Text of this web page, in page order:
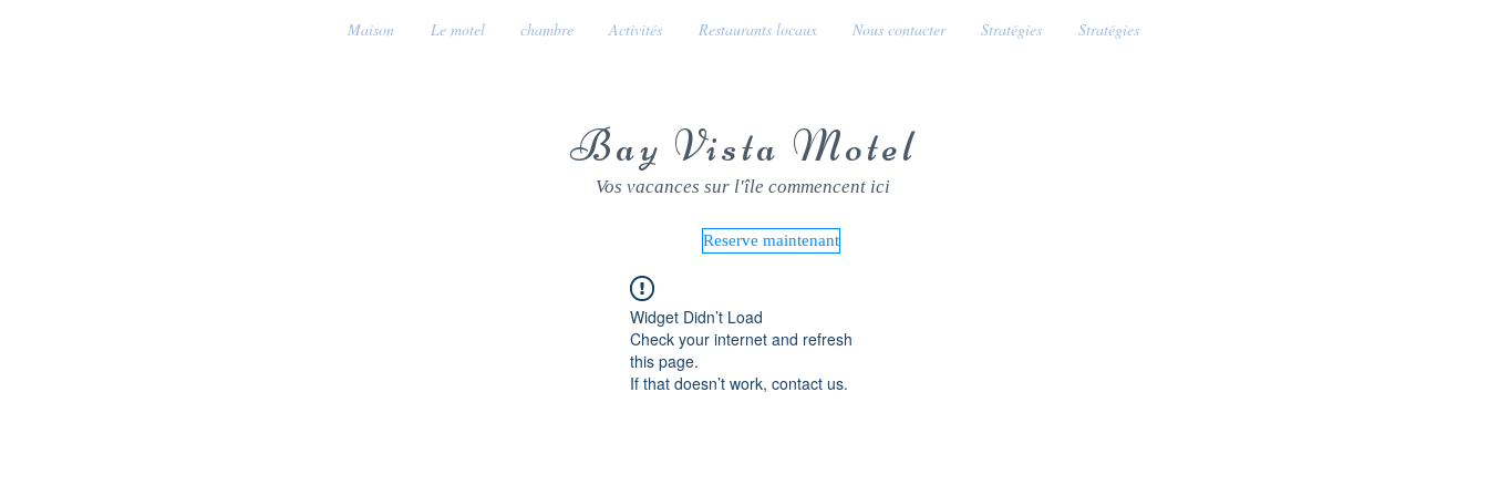
Maison Le motel chambre Activités Restaurants locaux Nous contacter Stratégies Stratégies
Bay Vista Motel
Vos vacances sur l'île commencent ici
Reserve maintenant
Widget Didn’t Load
Check your internet and refresh
this page.
If that doesn’t work, contact us.